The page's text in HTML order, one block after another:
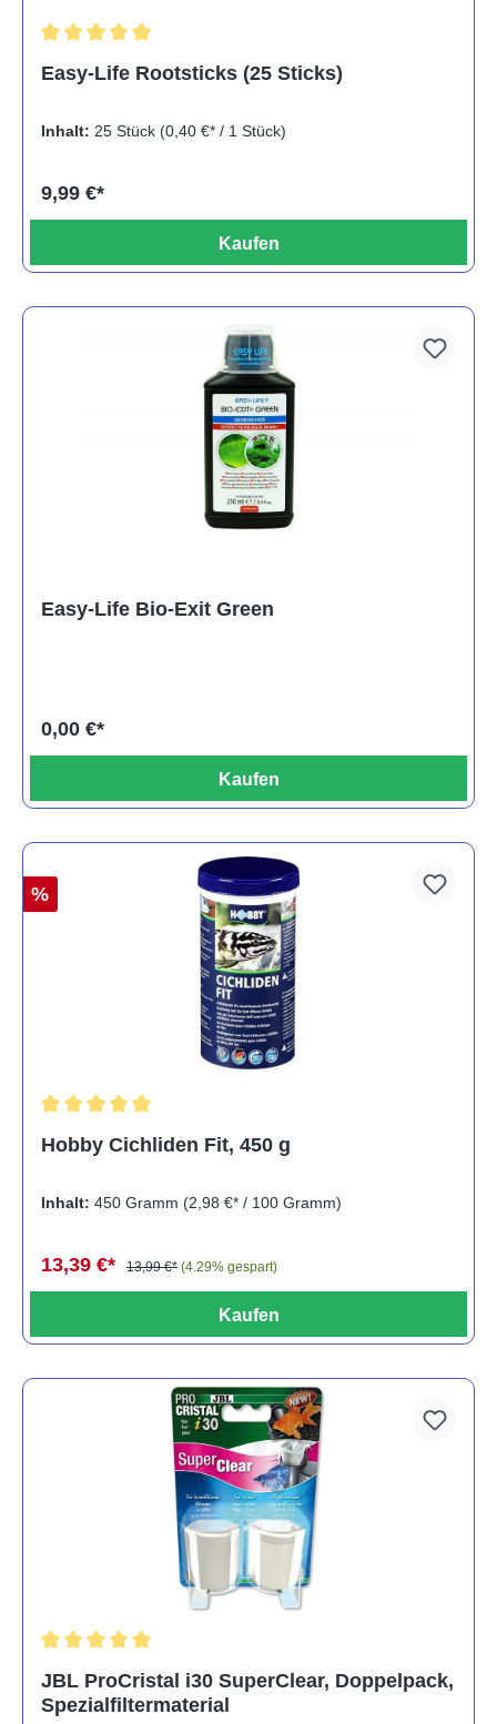
Easy-Life Rootsticks (25 Sticks)
Inhalt: 25 Stück (0,40 €* / 1 Stück)
9,99 €*
Kaufen
Easy-Life Bio-Exit Green
0,00 €*
Kaufen
%
Hobby Cichliden Fit, 450 g
Inhalt: 450 Gramm (2,98 €* / 100 Gramm)
13,39 €* 13,99 €* (4.29% gespart)
Kaufen
JBL ProCristal i30 SuperClear, Doppelpack,
Spezialfiltermaterial